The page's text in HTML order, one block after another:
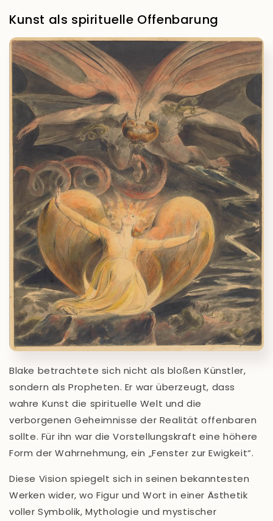
Kunst als spirituelle Offenbarung
Blake betrachtete sich nicht als bloßen Künstler,
sondern als Propheten. Er war überzeugt, dass
wahre Kunst die spirituelle Welt und die
verborgenen Geheimnisse der Realität offenbaren
sollte. Für ihn war die Vorstellungskraft eine höhere
Form der Wahrnehmung, ein „Fenster zur Ewigkeit“.
Diese Vision spiegelt sich in seinen bekanntesten
Werken wider, wo Figur und Wort in einer Ästhetik
voller Symbolik, Mythologie und mystischer